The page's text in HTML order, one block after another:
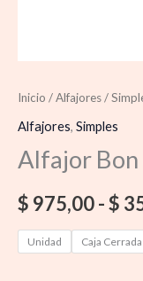
Inicio /Alfajores/
Alfajores, Simples
Alfajor Bon
$ 975,00-$
Unidad Caja Cerrada